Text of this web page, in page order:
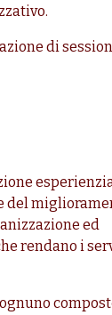
di
del
ed
rendano i